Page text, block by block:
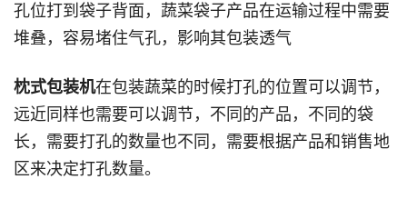
孔位打到袋子背面，蔬菜袋子产品在运输过程中需要
堆叠，容易堵住气孔，影响其包装透气
枕式包装机在包装蔬菜的时候打孔的位置可以调节，
远近同样也需要可以调节，不同的产品，不同的袋
长，需要打孔的数量也不同，需要根据产品和销售地
区来决定打孔数量。